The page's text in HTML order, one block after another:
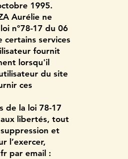
1995.
Aurélie ne
n°78-17 du 06
services
fournit
lorsqu'il
du site
ces
de la loi 78-17
libertés, tout
et
l’exercer,
par email :